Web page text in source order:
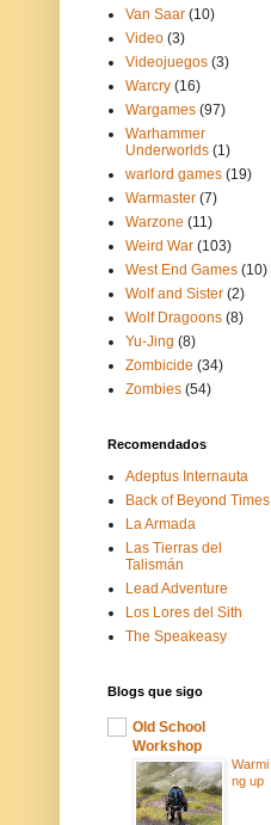
Van Saar (10)
Video (3)
Videojuegos (3)
Warcry (16)
Wargames (97)
Warhammer
Underworlds (1)
warlord games (19)
Warmaster (7)
Warzone (11)
Weird War (103)
West End Games (10)
Wolf and Sister (2)
Wolf Dragoons (8)
Yu-Jing (8)
Zombicide (34)
Zombies (54)
Recomendados
Adeptus Internauta
Back of Beyond Times
La Armada
Las Tierras del
Talismán
Lead Adventure
Los Lores del Sith
The Speakeasy
Blogs que sigo
Old School
Workshop
Warmi
ng up